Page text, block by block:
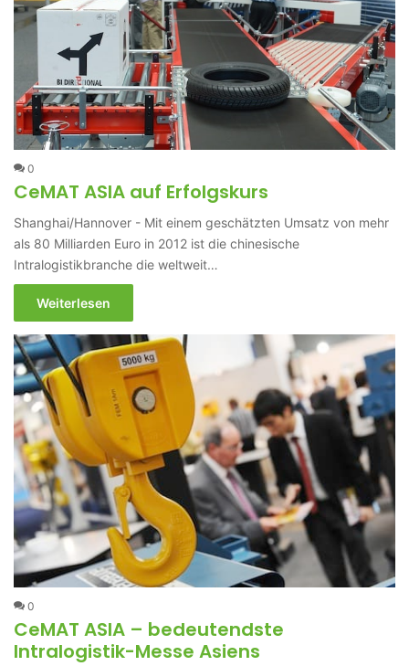
0
CeMAT ASIA auf Erfolgskurs
Shanghai/Hannover - Mit einem geschätzten Umsatz von mehr
als 80 Milliarden Euro in 2012 ist die chinesische
Intralogistikbranche die weltweit…
Weiterlesen
0
CeMAT ASIA – bedeutendste
Intralogistik-Messe Asiens